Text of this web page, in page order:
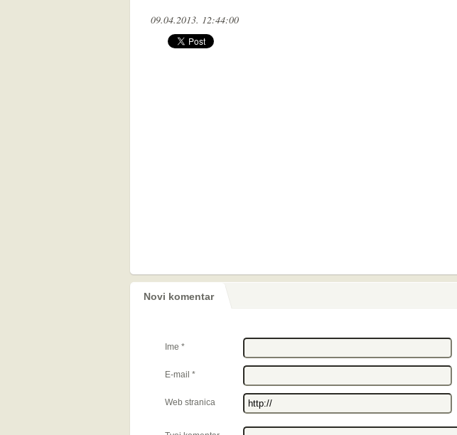
09.04.2013. 12:44:00
Novi komentar
Ime *
E-mail *
Web stranica